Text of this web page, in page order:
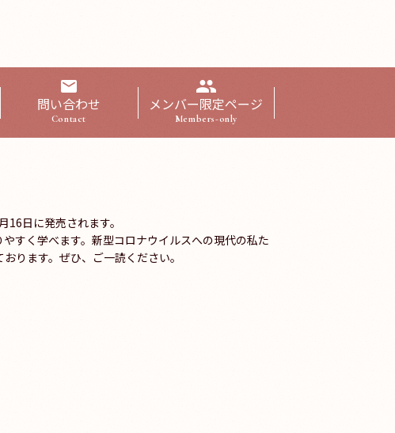
問い合わせ
Contact
メンバー限定ページ
Members-only
日に発売されます。
すく学べます。新型コロナウイルスへの現代の私た
ります。ぜひ、ご一読ください。